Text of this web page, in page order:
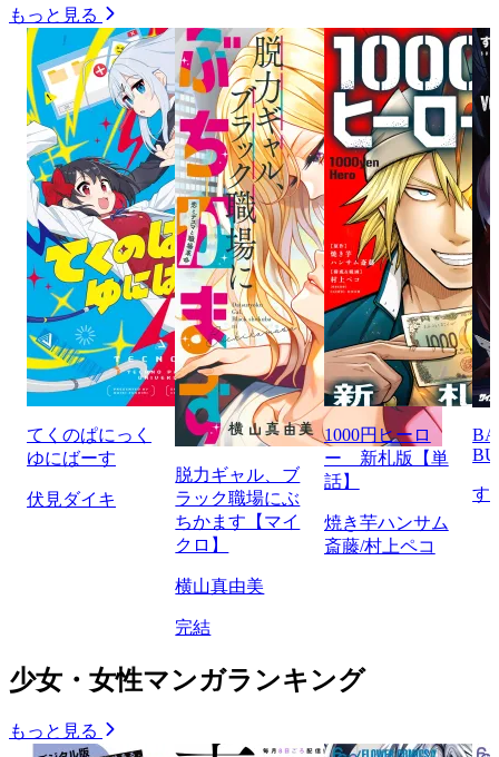
もっと見る
てくのぱにっく
ゆにばーす
伏見ダイキ
脱力ギャル、ブ
ラック職場にぶ
ちかます【マイ
クロ】
横山真由美
完結
1000円ヒーロ
ー 新札版【単
話】
焼き芋ハンサム
斎藤/村上ペコ
す
少女・女性マンガランキング
もっと見る